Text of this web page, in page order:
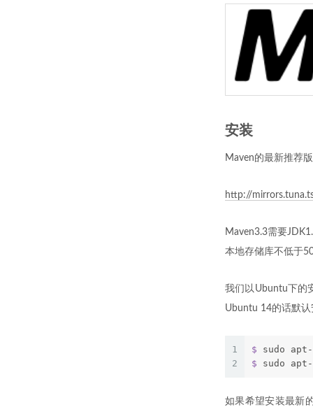
安装
Maven的最新推荐
http://
Maven3.3需要
本地存储库不低于
我们以Ubuntu下的
Ubuntu 14的话默
1
2
$ sudo
$ sudo
如果希望安装最新